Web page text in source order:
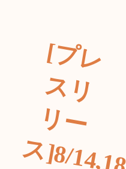
[
プ
レ
ス
リ
リ
ー
]
8
/1
4
,1
8
様
個
を
し
、
子
ー
ワ
ク
ョ
プ
催
誰
が
る
ま
で
き
社
の
現
考
る
っ
け
り